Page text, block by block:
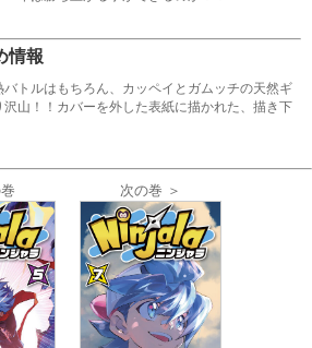
情報
トルはもちろん、カッペイとガムッチの天然ギ
山！！カバーを外した表紙に描かれた、描き下
次の巻 ＞